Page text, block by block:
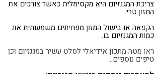
צריכת המגנזיום היא מקסימלית כאשר צורכים את
המזון טרי.
הקפאה או בישול המזון מפחיתים משמעותית את
כמות המגנזיום בו.
ראו מטה מתכון אידיאלי לסלט עשיר במגנזיום וכן
טיפים נוספים…